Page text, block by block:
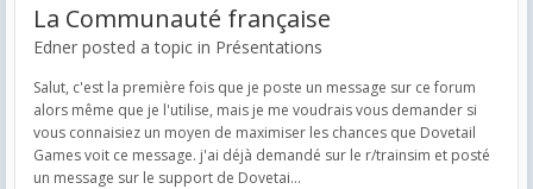
La Communauté française
Edner posted a topic in Présentations
Salut, c'est la première fois que je poste un message sur ce forum
alors même que je l'utilise, mais je me voudrais vous demander si
vous connaisiez un moyen de maximiser les chances que Dovetail
Games voit ce message. j'ai déjà demandé sur le r/trainsim et posté
un message sur le support de Dovetai...